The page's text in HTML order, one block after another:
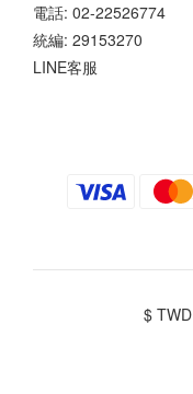
電話: 02-22526774
統編: 29153270
LINE客服
$ TWD